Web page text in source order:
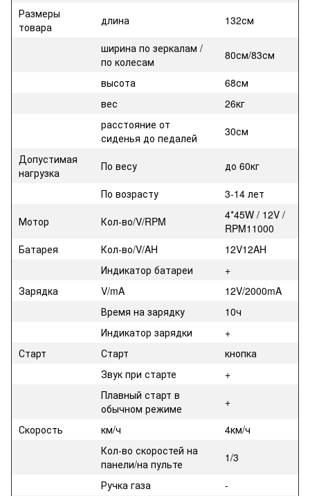
Размеры
товара
длина
132см
ширина по зеркалам /
по колесам
80см/83см
высота
68см
вес
26кг
расстояние от
сиденья до педалей
30см
Допустимая
нагрузка
По весу
до 60кг
По возрасту
3-14 лет
Мотор
Кол-во/V/RPM
4*45W / 12V /
RPM11000
Батарея
Кол-во/V/AH
12V12AH
Индикатор батареи
+
Зарядка
V/mA
12V/2000mA
Время на зарядку
10ч
Индикатор зарядки
+
Старт
Старт
кнопка
Звук при старте
+
Плавный старт в
обычном режиме
+
Скорость
км/ч
4км/ч
Кол-во скоростей на
панели/на пульте
1/3
Ручка газа
-